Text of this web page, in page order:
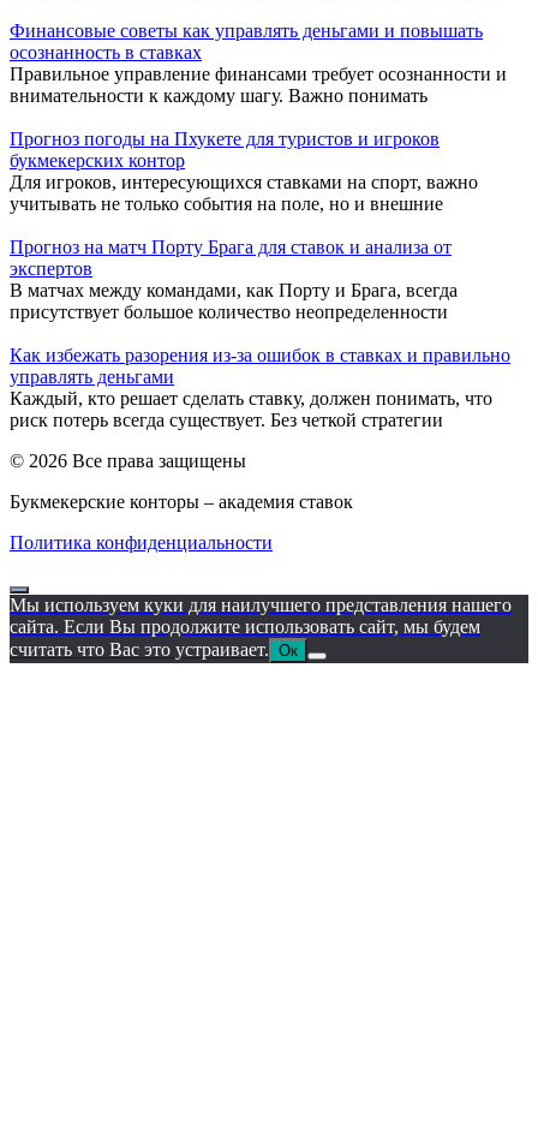
Финансовые советы как управлять деньгами и повышать
осознанность в ставках
Правильное управление финансами требует осознанности и
внимательности к каждому шагу. Важно понимать
Прогноз погоды на Пхукете для туристов и игроков
букмекерских контор
Для игроков, интересующихся ставками на спорт, важно
учитывать не только события на поле, но и внешние
Прогноз на матч Порту Брага для ставок и анализа от
экспертов
В матчах между командами, как Порту и Брага, всегда
присутствует большое количество неопределенности
Как избежать разорения из-за ошибок в ставках и правильно
управлять деньгами
Каждый, кто решает сделать ставку, должен понимать, что
риск потерь всегда существует. Без четкой стратегии
© 2026 Все права защищены
Букмекерские конторы – академия ставок
Политика конфиденциальности
Мы используем куки для наилучшего представления нашего
сайта. Если Вы продолжите использовать сайт, мы будем
считать что Вас это устраивает. Ок